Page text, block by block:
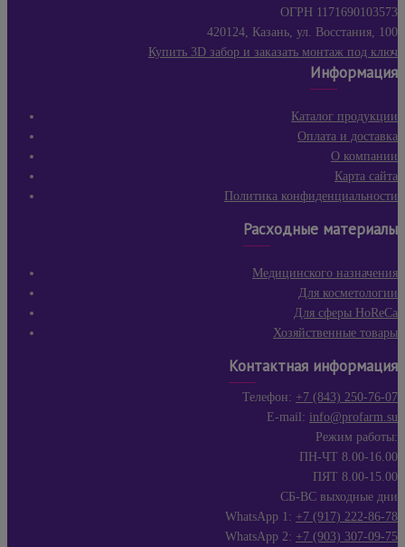
ОГРН 1171690103573
420124, Казань, ул. Восстания, 100
Купить 3D забор и заказать монтаж под ключ
Информация
Каталог продукции
Оплата и доставка
О компании
Карта сайта
Политика конфиденциальности
Расходные материалы
Медицинского назначения
Для косметологии
Для сферы HoReCa
Хозяйственные товары
Контактная информация
Телефон: +7 (843) 250-76-07
E-mail: info@profarm.su
Режим работы:
ПН-ЧТ 8.00-16.00
ПЯТ 8.00-15.00
СБ-ВС выходные дни
WhatsApp 1: +7 (917) 222-86-78
WhatsApp 2: +7 (903) 307-09-75